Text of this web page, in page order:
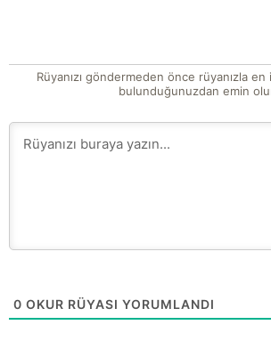
Rüyanızı göndermeden önce rüyanızla
bulunduğunuzdan emin
0 OKUR RÜYASI YORUMLANDI